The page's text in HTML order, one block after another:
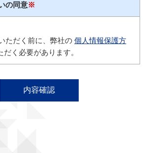
の同意※
ただく前に、弊社の 個人情報保護方
だく必要があります。